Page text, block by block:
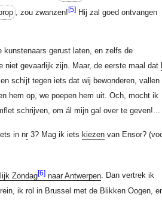
, zou zwanzen![5] Hij zal goed ontvangen
kunstenaars gerust laten, en zelfs de
niet gevaarlijk zijn. Maar, de eerste maal dat
schijt tegen iets dat wij bewonderen, vallen
hem op, we poepen hem uit. Och, mocht ik
schrijven, om ál mijn gal over te geven!...
in nr3? Mag ik iets kiezenvan Ensor?
Zondag[6]naar Antwerpen. Dan vertrek ik
ik rol in Brussel met de Blikken Oogen,